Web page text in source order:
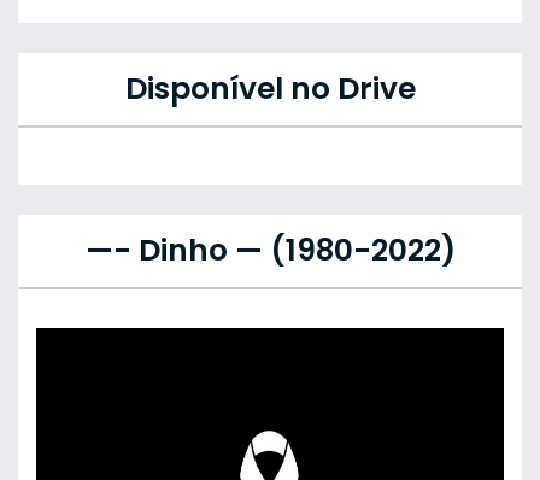
Disponível no Drive
—- Dinho — (1980-2022)